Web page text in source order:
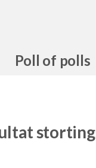
Poll of polls